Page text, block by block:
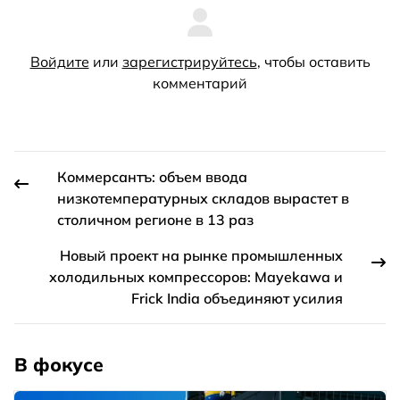
Войдите или зарегистрируйтесь, чтобы оставить
комментарий
Коммерсантъ: объем ввода
низкотемпературных складов вырастет в
столичном регионе в 13 раз
Новый проект на рынке промышленных
холодильных компрессоров: Mayekawa и
Frick India объединяют усилия
В фокусе